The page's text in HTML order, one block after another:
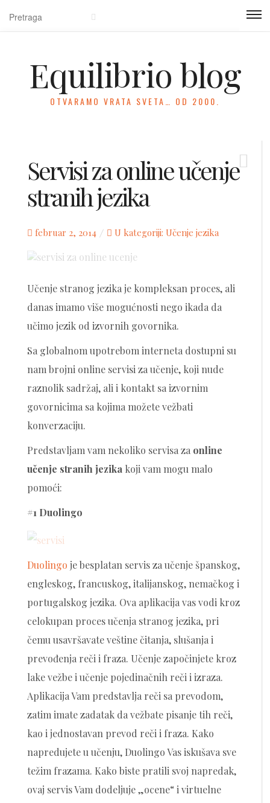
Equilibrio blog
OTVARAMO VRATA SVETA… OD 2000.
Servisi za online učenje
stranih jezika
Posted
februar 2, 2014 U kategoriji: Učenje jezika
Učenje stranog jezika je kompleksan proces, ali
danas imamo više mogućnosti nego ikada da
učimo jezik od izvornih govornika.
Sa globalnom upotrebom interneta dostupni su
nam brojni online servisi za učenje, koji nude
raznolik sadržaj, ali i kontakt sa izvornim
govornicima sa kojima možete vežbati
konverzaciju.
Predstavljam vam nekoliko servisa za online
učenje stranih jezika koji vam mogu malo
pomoći:
#1 Duolingo
Duolingo je besplatan servis za učenje španskog,
engleskog, francuskog, italijanskog, nemačkog i
portugalskog jezika. Ova aplikacija vas vodi kroz
celokupan proces učenja stranog jezika, pri
čemu usavršavate veštine čitanja, slušanja i
prevođenja reči i fraza. Učenje započinjete kroz
lake vežbe i učenje pojedinačnih reči i izraza.
Aplikacija Vam predstavlja reči sa prevodom,
zatim imate zadatak da vežbate pisanje tih reči,
kao i jednostavan prevod reči i fraza. Kako
napredujete u učenju, Duolingo Vas iskušava sve
težim frazama. Kako biste pratili svoj napredak,
ovaj servis Vam dodeljuje „ocene“ i virtuelne